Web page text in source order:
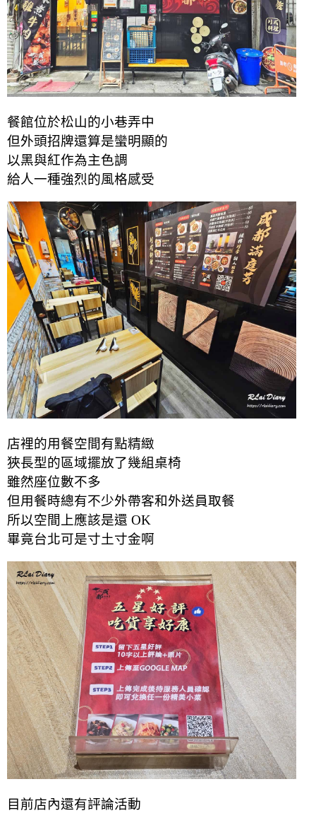
餐館位於松山的小巷弄中
但外頭招牌還算是蠻明顯的
以黑與紅作為主色調
給人一種強烈的風格感受
店裡的用餐空間有點精緻
狹長型的區域擺放了幾組桌椅
雖然座位數不多
但用餐時總有不少外帶客和外送員取餐
所以空間上應該是還 OK
畢竟台北可是寸土寸金啊
目前店內還有評論活動